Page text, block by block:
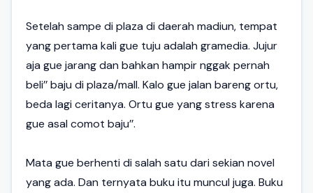
Setelah sampe di plaza di daerah madiun, tempat
yang pertama kali gue tuju adalah gramedia. Jujur
aja gue jarang dan bahkan hampir nggak pernah
beli’’ baju di plaza/mall. Kalo gue jalan bareng ortu,
beda lagi ceritanya. Ortu gue yang stress karena
gue asal comot baju’’.
Mata gue berhenti di salah satu dari sekian novel
yang ada. Dan ternyata buku itu muncul juga. Buku